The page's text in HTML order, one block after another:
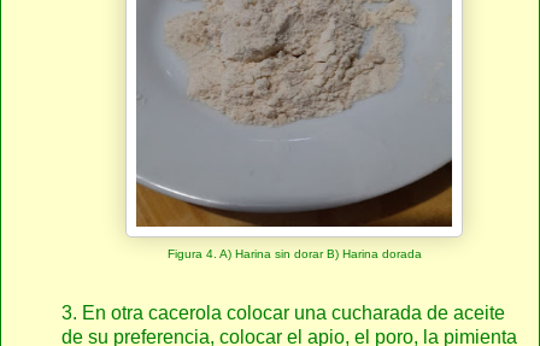
Figura 4. A) Harina sin dorar B) Harina dorada
3. En otra cacerola colocar una cucharada de aceite
de su preferencia, colocar el apio, el poro, la pimienta